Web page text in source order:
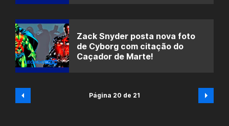
Zack Snyder posta nova foto
de Cyborg com citação do
Caçador de Marte!
Página 20 de 21